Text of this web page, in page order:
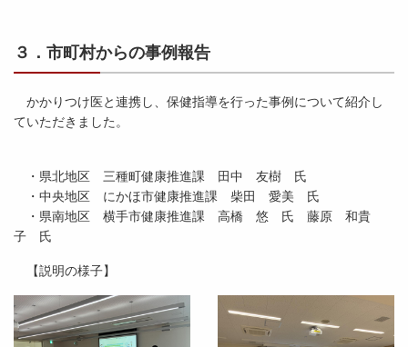
３．市町村からの事例報告
かかりつけ医と連携し、保健指導を行った事例について紹介し
ていただきました。
・県北地区 三種町健康推進課 田中 友樹 氏
・中央地区 にかほ市健康推進課 柴田 愛美 氏
・県南地区 横手市健康推進課 高橋 悠 氏 藤原 和貴
子 氏
【説明の様子】